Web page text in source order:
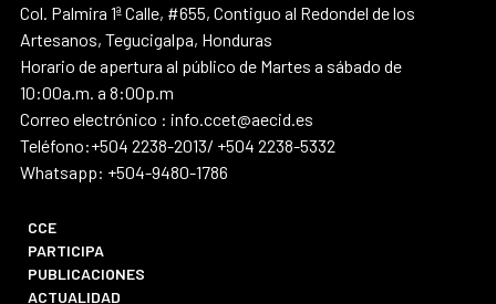
Col. Palmira 1ª Calle, #655, Contiguo al Redondel de los
Artesanos, Tegucigalpa, Honduras
Horario de apertura al público de Martes a sábado de
10:00a.m. a 8:00p.m
Correo electrónico : info.ccet@aecid.es
Teléfono:+504 2238-2013/ +504 2238-5332
Whatsapp: +504-9480-1786
CCE
PARTICIPA
PUBLICACIONES
ACTUALIDAD